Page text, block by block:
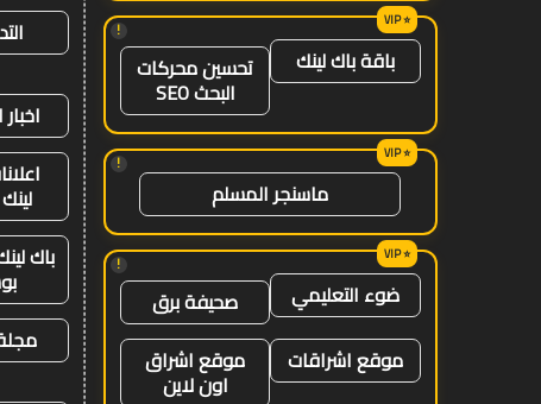
!
باقة باك لينك تحسين محركات
البحث SEO
!
ماسنجر المسلم
!
ضوء التعليمي
صحيفة برق
موقع اشراقات
موقع اشراق
اون لاين
لينك 2026
باك